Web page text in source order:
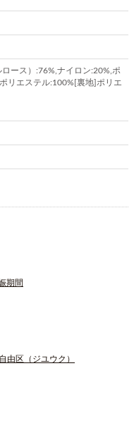
ース）:76%,ナイロン:20%,ポ
リエステル:100%[裏地]ポリエ
期間
自由区（ジユウク）